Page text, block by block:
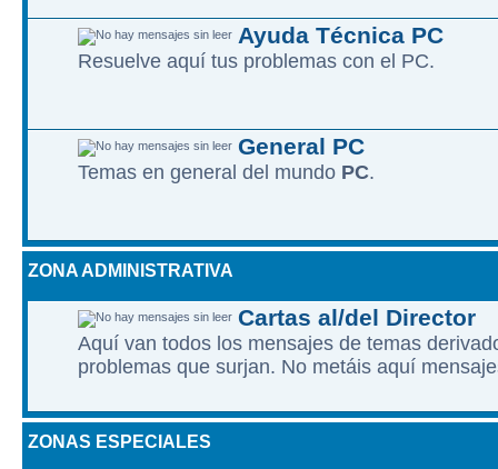
Ayuda Técnica PC
Resuelve aquí­ tus problemas con el PC.
General PC
Temas en general del mundo PC.
ZONA ADMINISTRATIVA
Cartas al/del Director
Aquí van todos los mensajes de temas
problemas que surjan. No metáis aquí
ZONAS ESPECIALES